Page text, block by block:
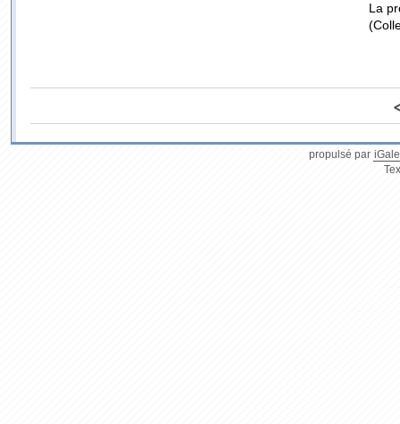
La
propulsé par